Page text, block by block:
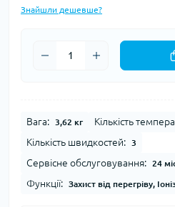
Знайшли дешевше?
Вага: 3,62 кг Кількість
Кількість швидкостей: 3
Сервісне обслуговування: 24
Функції: Захист від перегріву,